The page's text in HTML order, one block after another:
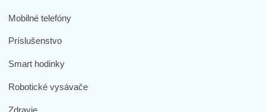
Mobilné telefóny
Príslušenstvo
Smart hodinky
Robotické vysávače
Zdravie